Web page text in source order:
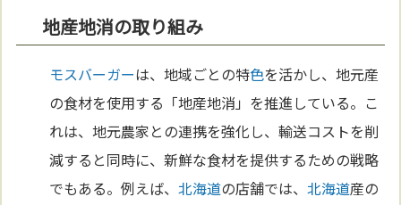
地産地消の取り組み
モスバーガーは、地域ごとの特色を活かし、地元産
の食材を使用する「地産地消」を推進している。こ
れは、地元農家との連携を強化し、輸送コストを削
減すると同時に、新鮮な食材を提供するための戦略
でもある。例えば、北海道の店舗では、北海道産の